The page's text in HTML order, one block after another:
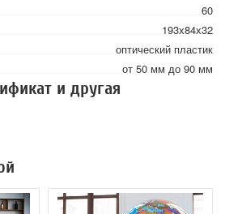
60
193х84х32
оптический пластик
от 50 мм до 90 мм
и другая